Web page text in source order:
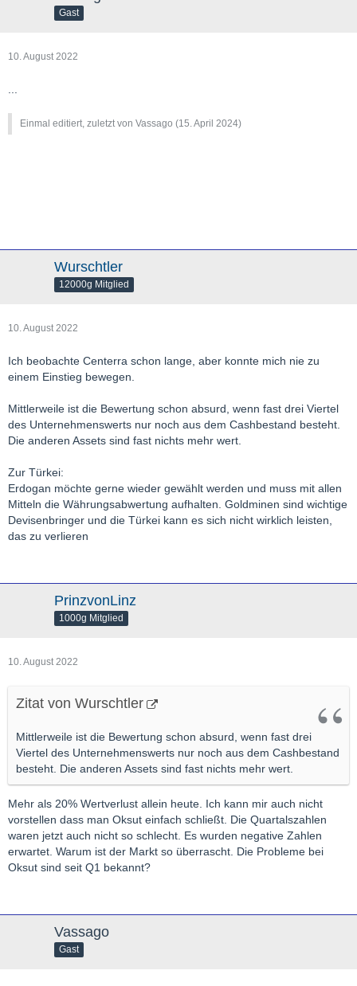
Gast
10. August 2022
Einmal editiert, zuletzt von Vassago (15. April 2024)
Wurschtler
12000g Mitglied
10. August 2022
Ich beobachte Centerra schon lange, aber konnte mich nie zu
einem Einstieg bewegen.
Mittlerweile ist die Bewertung schon absurd, wenn fast drei Viertel
des Unternehmenswerts nur noch aus dem Cashbestand besteht.
Die anderen Assets sind fast nichts mehr wert.
Zur Türkei:
Erdogan möchte gerne wieder gewählt werden und muss mit allen
Mitteln die Währungsabwertung aufhalten. Goldminen sind wichtige
Devisenbringer und die Türkei kann es sich nicht wirklich leisten,
das zu verlieren
PrinzvonLinz
1000g Mitglied
10. August 2022
Zitat von Wurschtler
Mittlerweile ist die Bewertung schon absurd, wenn fast drei
Viertel des Unternehmenswerts nur noch aus dem Cashbestand
besteht. Die anderen Assets sind fast nichts mehr wert.
Mehr als 20% Wertverlust allein heute. Ich kann mir auch nicht
vorstellen dass man Oksut einfach schließt. Die Quartalszahlen
waren jetzt auch nicht so schlecht. Es wurden negative Zahlen
erwartet. Warum ist der Markt so überrascht. Die Probleme bei
Oksut sind seit Q1 bekannt?
Vassago
Gast